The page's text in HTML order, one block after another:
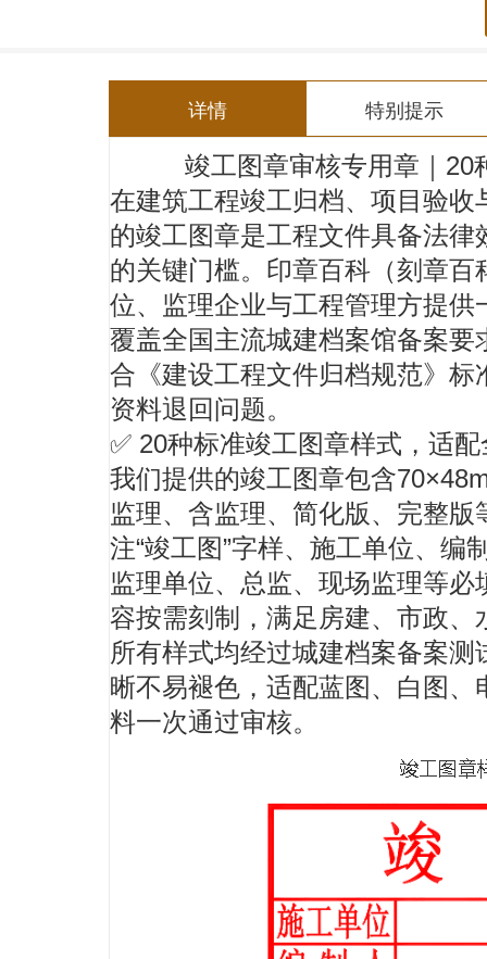
详情 特别提示
竣工图章审核专用章｜20
在建筑工程竣工归档、项目验
的竣工图章是工程文件具备法律
的关键门槛。 印章百科 （刻章百
位、监理企业与工程管理方提供
覆盖全国主流城建档案馆备案
合《建设工程文件归档规范》
资料退回问题。
✅ 20种标准竣工图章样式 ，适
我们提供的竣工图章包含
监理、含监理、简化版、完整
注“竣工图”字样、施工单位、编
监理单位、总监、现场监理等
容按需刻制，满足房建、市政
所有样式均经过城建档案备案
晰不易褪色，适配蓝图、白图
料一次通过审核。